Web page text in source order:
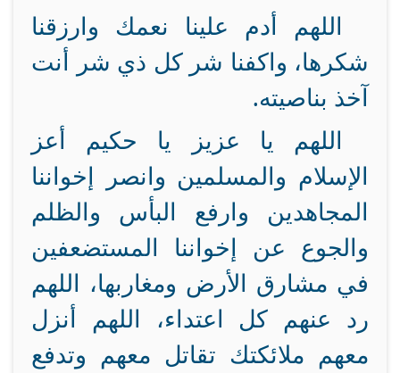
اللهم أدم علينا نعمك وارزقنا
شكرها، واكفنا شر كل ذي شر أنت
آخذ بناصيته.
اللهم يا عزيز يا حكيم أعز
الإسلام والمسلمين وانصر إخواننا
المجاهدين وارفع البأس والظلم
والجوع عن إخواننا المستضعفين
في مشارق الأرض ومغاربها، اللهم
رد عنهم كل اعتداء، اللهم أنزل
معهم ملائكتك تقاتل معهم وتدفع